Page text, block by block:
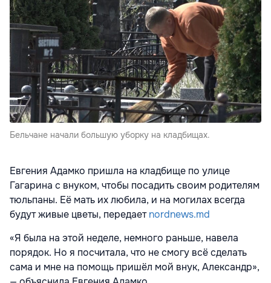
Бельчане начали большую уборку на кладбищах.
Евгения Адамко пришла на кладбище по улице
Гагарина с внуком, чтобы посадить своим родителям
тюльпаны. Её мать их любила, и на могилах всегда
будут живые цветы, передаетnordnews.md
«Я была на этой неделе, немного раньше, навела
порядок. Но я посчитала, что не смогу всё сделать
сама и мне на помощь пришёл мой внук, Александр»,